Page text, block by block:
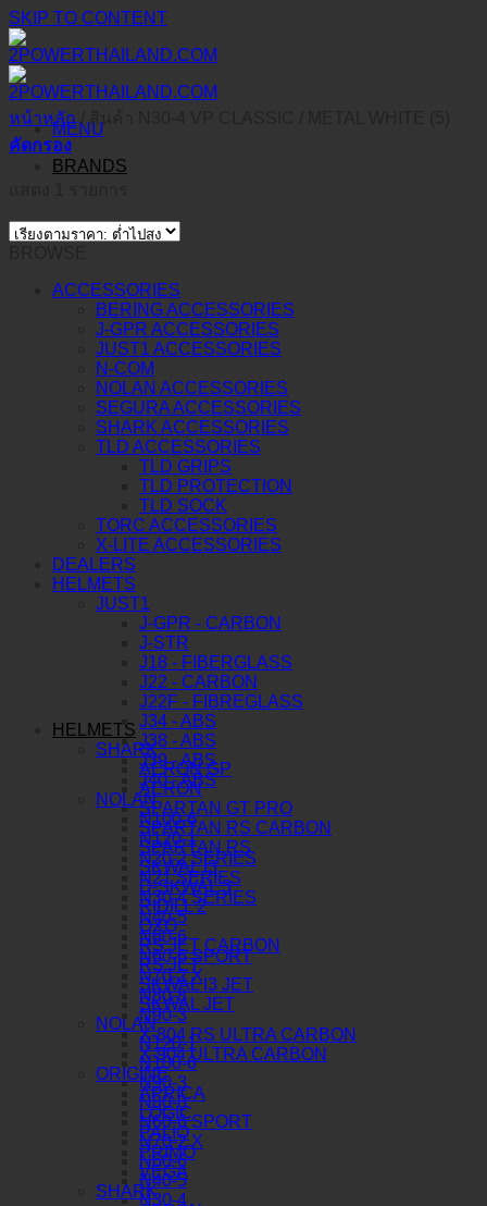
SKIP TO CONTENT
MENU
BRANDS
HELMETS
SHARK
AERON GP
AERON
SPARTAN GT PRO
SPARTAN RS CARBON
SPARTAN RS
SKWAL I3
D-SKWAL 3
RIDILL 2
OXO
RS JET CARBON
RS JET
SKWAL I3 JET
SKWAL JET
NOLAN
N120-1
N100-6
N90-3
N80-8
N60-6 SPORT
N70-2 X
N60-6
N40-5
N30-4
หน้าหลัก / สินค้า N30-4 VP CLASSIC
คัดกรอง
ACCESSORIES
BERING ACCESSORIES
J-GPR ACCESSORIES
JUST1 ACCESSORIES
N-COM
NOLAN ACCESSORIES
SEGURA ACCESSORIES
SHARK ACCESSORIES
TLD ACCESSORIES
TLD GRIPS
TLD PROTECTION
TLD SOCK
TORC ACCESSORIES
X-LITE ACCESSORIES
DEALERS
HELMETS
JUST1
J-GPR - CARBON
J-STR
J18 - FIBERGLASS
J22 - CARBON
J22F - FIBREGLASS
J34 - ABS
J38 - ABS
J39 - ABS
J40 - ABS
NOLAN
N100-6
N120-1
N20-2 SERIES
N21 SERIES
N30-4 SERIES
N40-5
N60-6
N60-6 SPORT
N70-2 X
N80-8
N90-3
X-804 RS ULTRA CARBON
X-904 ULTRA CARBON
ORIGINE
APRICA
LOGIC
PALIO
PRIMO
VEGA
SHARK